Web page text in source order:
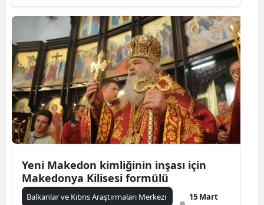
Yeni Makedon kimliğinin inşası için
Makedonya Kilisesi formülü
Balkanlar ve Kıbrıs Araştırmaları Merkezi
15 Mart